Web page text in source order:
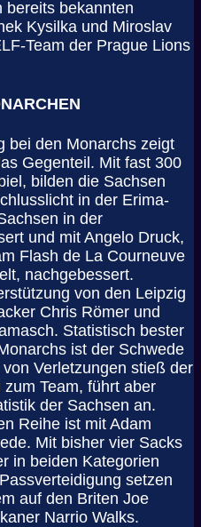
bereits bekannten
Kysilka und Miroslav
Team der Prague Lions
bei den Monarchs zeigt
Gegenteil. Mit fast 300
bilden die Sachsen
in der Erima-
in der
und mit Angelo Druck,
Flash de La Courneuve
nachgebessert.
von den Leipzig
Chris Römer und
Statistisch bester
ist der Schwede
Verletzungen stieß der
Team, führt aber
der Sachsen an.
Reihe ist mit Adam
Mit bisher vier Sacks
in beiden Kategorien
setzen
auf den Briten Joe
Narrio Walks.